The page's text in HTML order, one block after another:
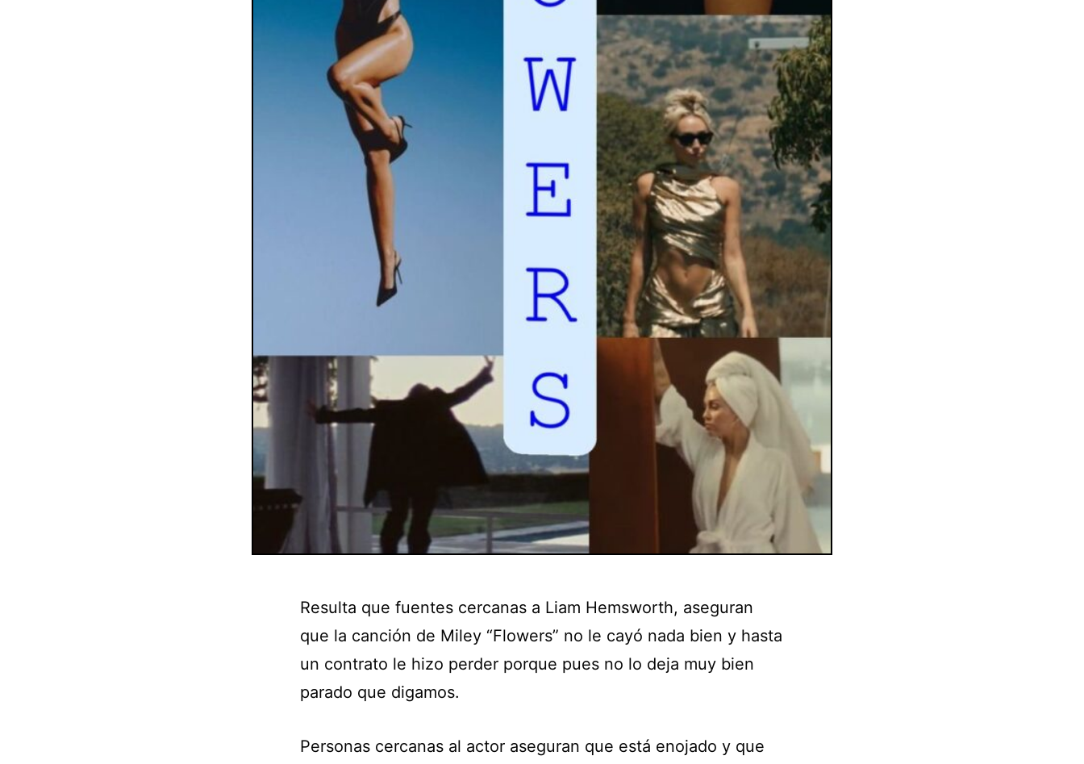
Resulta que fuentes cercanas a Liam Hemsworth, aseguran
que la canción de Miley “Flowers” no le cayó nada bien y hasta
un contrato le hizo perder porque pues no lo deja muy bien
parado que digamos.
Personas cercanas al actor aseguran que está enojado y que